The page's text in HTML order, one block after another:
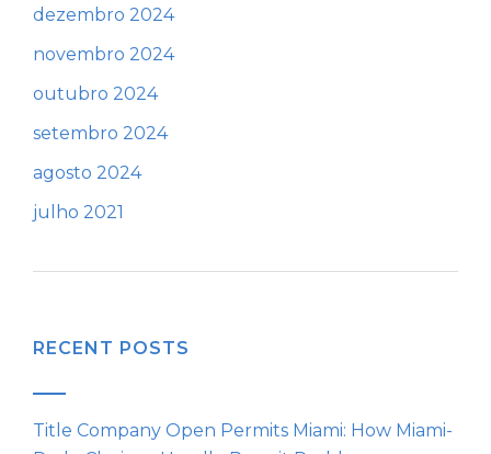
dezembro 2024
novembro 2024
outubro 2024
setembro 2024
agosto 2024
julho 2021
RECENT POSTS
Title Company Open Permits Miami: How Miami-